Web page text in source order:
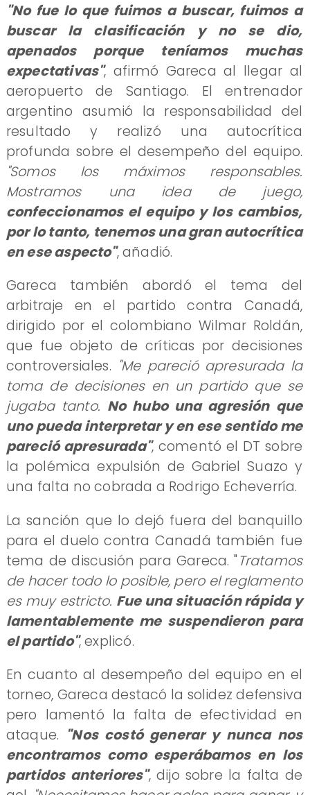
"No fue lo que fuimos a buscar, fuimos a
buscar la clasificación y no se dio,
apenados porque teníamos muchas
expectativas", afirmó Gareca al llegar al
aeropuerto de Santiago. El entrenador
argentino asumió la responsabilidad del
resultado y realizó una autocrítica
profunda sobre el desempeño del equipo.
"Somos los máximos responsables.
Mostramos una idea de juego,
confeccionamos el equipo y los cambios,
por lo tanto, tenemos una gran autocrítica
en ese aspecto", añadió.
Gareca también abordó el tema del
arbitraje en el partido contra Canadá,
dirigido por el colombiano Wilmar Roldán,
que fue objeto de críticas por decisiones
controversiales. "Me pareció apresurada la
toma de decisiones en un partido que se
jugaba tanto. No hubo una agresión que
uno pueda interpretar y en ese sentido me
pareció apresurada", comentó el DT sobre
la polémica expulsión de Gabriel Suazo y
una falta no cobrada a Rodrigo Echeverría.
La sanción que lo dejó fuera del banquillo
para el duelo contra Canadá también fue
tema de discusión para Gareca. "Tratamos
de hacer todo lo posible, pero el reglamento
es muy estricto. Fue una situación rápida y
lamentablemente me suspendieron para
el partido", explicó.
En cuanto al desempeño del equipo en el
torneo, Gareca destacó la solidez defensiva
pero lamentó la falta de efectividad en
ataque. "Nos costó generar y nunca nos
encontramos como esperábamos en los
partidos anteriores", dijo sobre la falta de